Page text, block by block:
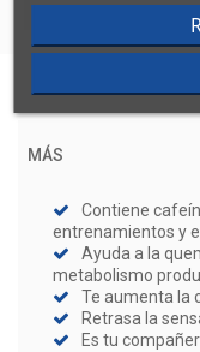
MÁS
Contiene
entrenamientos y
Ayuda a la
metabolismo
Te aumenta la
Retrasa la
Es tu